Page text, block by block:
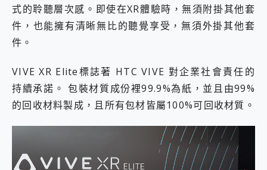
式的聆聽層次感。即使在XR體驗時，無須附掛其他套
件，也能擁有清晰無比的聽覺享受，無須外掛其他套
件。
VIVE XR Elite標誌著 HTC VIVE 對企業社會責任的
持續承諾。 包裝材質成份裡99.9%為紙，並且由99%
的回收材料製成，且所有包材皆屬100%可回收材質。